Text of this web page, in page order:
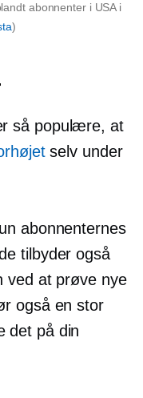
abonnenter i USA i
)
så populære, at
selv under
abonnenternes
tilbyder også
ved at prøve nye
også en stor
det på din